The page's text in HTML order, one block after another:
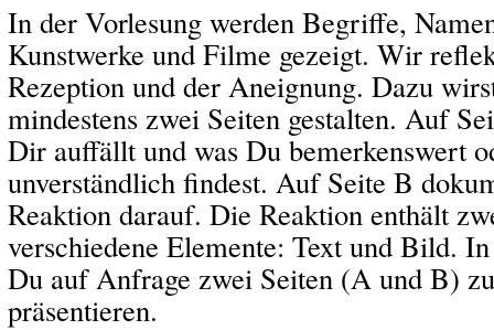
In der Vorlesung werden Begriffe,
Kunstwerke und Filme gezeigt. Wir
Rezeption und der Aneignung. Dazu
mindestens zwei Seiten gestalten. Auf
Dir auffällt und was Du bemerkenswert
unverständlich findest. Auf Seite B
Reaktion darauf. Die Reaktion enthält
verschiedene Elemente: Text und Bild.
Du auf Anfrage zwei Seiten (A und B)
präsentieren.